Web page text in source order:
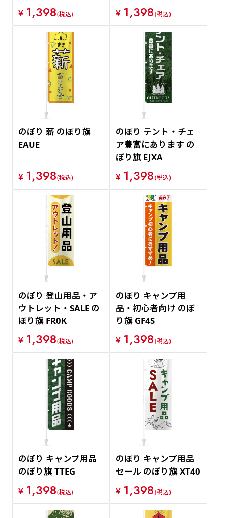
¥ 1,398(税込)
¥ 1,398(税込)
のぼり 薪 のぼり旗
EAUE
¥ 1,398(税込)
のぼり テント・チェ
ア豊富にあります の
ぼり旗 EJXA
¥ 1,398(税込)
のぼり 登山用品・ア
ウトレット・SALE の
ぼり旗 FR0K
¥ 1,398(税込)
のぼり キャンプ用
品・初心者向け のぼ
り旗 GF4S
¥ 1,398(税込)
のぼり キャンプ用品
のぼり旗 TTEG
¥ 1,398(税込)
のぼり キャンプ用品
セール のぼり旗 XT40
¥ 1,398(税込)